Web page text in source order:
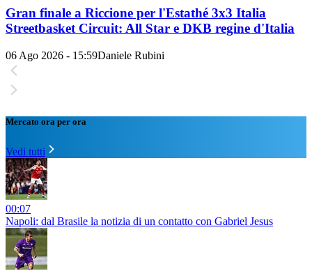
Gran finale a Riccione per l'Estathé 3x3 Italia
Streetbasket Circuit: All Star e DKB regine d'Italia
06 Ago 2026 - 15:59Daniele Rubini
Mercato ora per ora
Vedi tutti
00:07
Napoli: dal Brasile la notizia di un contatto con Gabriel Jesus